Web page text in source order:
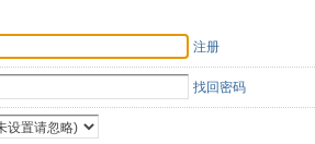
注册
找回密码